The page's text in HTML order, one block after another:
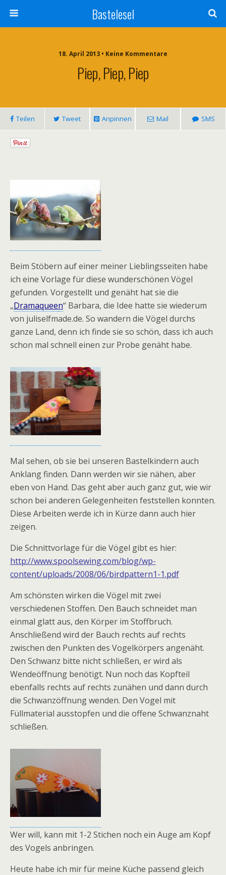
Bastelesel
18. April 2013 • Keine Kommentare
Piep, Piep, Piep
Teilen Tweet Anpinnen Mail SMS
Beim Stöbern auf einer meiner Lieblingsseiten habe
ich eine Vorlage für diese wunderschönen Vögel
gefunden. Vorgestellt und genäht hat sie die
„Dramaqueen“ Barbara, die Idee hatte sie wiederum
von juliselfmade.de. So wandern die Vögel durchs
ganze Land, denn ich finde sie so schön, dass ich auch
schon mal schnell einen zur Probe genäht habe.
Mal sehen, ob sie bei unseren Bastelkindern auch
Anklang finden. Dann werden wir sie nähen, aber
eben von Hand. Das geht aber auch ganz gut, wie wir
schon bei anderen Gelegenheiten feststellen konnten.
Diese Arbeiten werde ich in Kürze dann auch hier
zeigen.
Die Schnittvorlage für die Vögel gibt es hier:
http://www.spoolsewing.com/blog/wp-
content/uploads/2008/06/birdpattern1-1.pdf
Am schönsten wirken die Vögel mit zwei
verschiedenen Stoffen. Den Bauch schneidet man
einmal glatt aus, den Körper im Stoffbruch.
Anschließend wird der Bauch rechts auf rechts
zwischen den Punkten des Vogelkörpers angenäht.
Den Schwanz bitte nicht schließen, er wird als
Wendeöffnung benötigt. Nun noch das Kopfteil
ebenfalls rechts auf rechts zunähen und dann durch
die Schwanzöffnung wenden. Den Vogel mit
Füllmaterial ausstopfen und die offene Schwanznaht
schließen.
Wer will, kann mit 1-2 Stichen noch ein Auge am Kopf
des Vogels anbringen.
Heute habe ich mir für meine Küche passend gleich